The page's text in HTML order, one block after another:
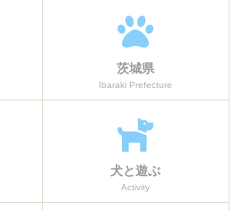
茨城県
Ibaraki Prefecture
犬と遊ぶ
Activity